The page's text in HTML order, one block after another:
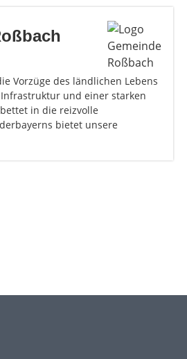
Vorzüge des ländlichen Lebens
und einer starken
in die reizvolle
bietet unsere